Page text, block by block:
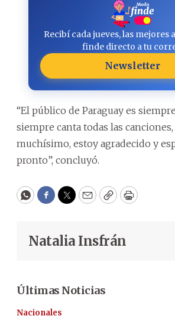
Recibí cada jueves, las mejores
finde directo a tu
Newsletter
“El público de Paraguay es
siempre canta todas las
muchísimo, estoy agradecido y
pronto”, concluyó.
WhatsApp
Facebook
Twitter
EmailCopyPrint
Natalia Insfrán
Últimas Noticias
Nacionales